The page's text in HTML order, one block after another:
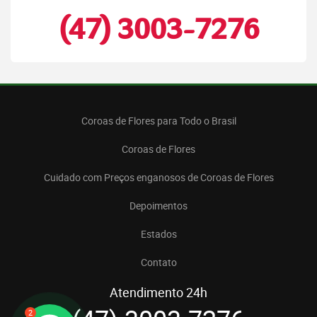
2
(47) 3003-7276
Coroas de Flores para Todo o Brasil
Coroas de Flores
Cuidado com Preços enganosos de Coroas de Flores
Depoimentos
Estados
Contato
Atendimento 24h